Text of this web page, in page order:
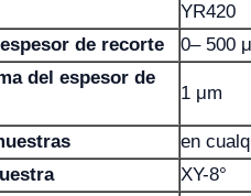
YR420
de recorte
0– 500
del espesor de
1 μm
en
XY-8°